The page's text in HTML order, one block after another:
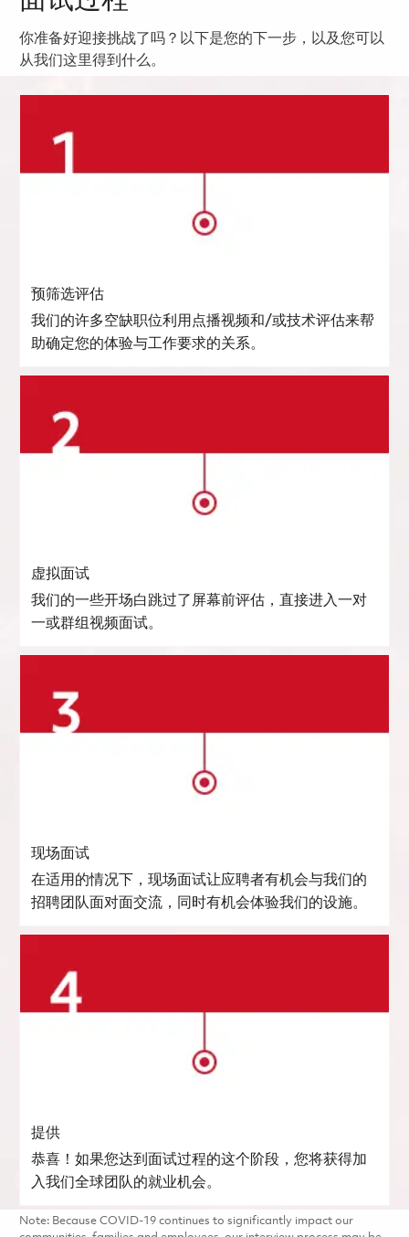
你准备好迎接挑战了吗？以下是您的下一步，以及您可以
从我们这里得到什么。
预筛选评估
我们的许多空缺职位利用点播视频和/或技术评估来帮
助确定您的体验与工作要求的关系。
虚拟面试
我们的一些开场白跳过了屏幕前评估，直接进入一对
一或群组视频面试。
现场面试
在适用的情况下，现场面试让应聘者有机会与我们的
招聘团队面对面交流，同时有机会体验我们的设施。
提供
恭喜！如果您达到面试过程的这个阶段，您将获得加
入我们全球团队的就业机会。
Note: Because COVID-19 continues to significantly impact our